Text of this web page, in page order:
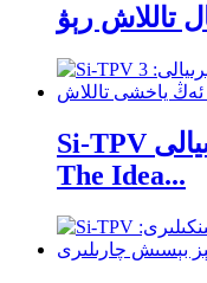
Si-TPV يۇمشاق ئېلاستىك ماتېرىيالى:
The Idea...